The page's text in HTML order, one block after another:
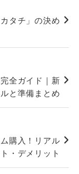
タチ」の決め
全ガイド｜新
と準備まとめ
購入！リアル
・デメリット